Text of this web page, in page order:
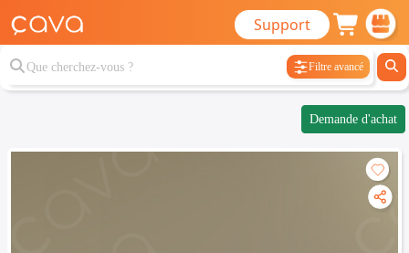
Support
Filtre avancé
Demande d'achat